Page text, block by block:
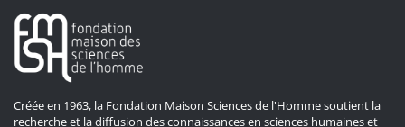
Créée en 1963, la Fondation Maison Sciences de l'Homme soutient la
recherche et la diffusion des connaissances en sciences humaines et